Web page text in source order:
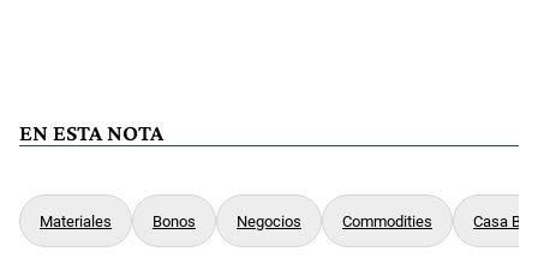
EN ESTA NOTA
Materiales Bonos Negocios Commodities Casa